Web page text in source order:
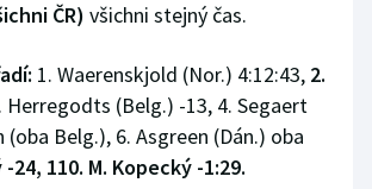
ČR) všichni stejný čas.
1. Waerenskjold (Nor.) 4:12:43, 2.
Herregodts (Belg.) -13, 4. Segaert
(oba Belg.), 6. Asgreen (Dán.) oba
-24, 110. M. Kopecký -1:29.